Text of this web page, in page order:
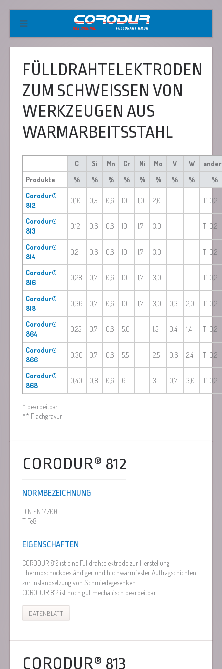
FÜLLDRAHTELEKTRODEN
ZUM SCHWEISSEN VON W
ERKZEUGEN AUS W
ARMARBEITSSTAHL
C Si Mn Cr Ni Mo V W
Produkte
% % % % % % % %
%
Corodur®
812
0,10 0,5 0,6 10 1,0 2,0 Ti 0,2
Corodur®
813
0,12 0,6 0,6 10 1,7 3,0 Ti 0,2
Corodur®
814
0,2 0,6 0,6 10 1,7 3,0 Ti 0,2
Corodur®
816
0,28 0,7 0,6 10 1,7 3,0 Ti 0,2
Corodur®
818
0,36 0,7 0,6 10 1,7 3,0 0,3 2,0 Ti 0,2
Corodur®
864
0,25 0,7 0,6 5,0 1,5 0,4 1,4 Ti 0,2
Corodur®
866
0,30 0,7 0,6 5,5 2,5 0,6 2,4 Ti 0,2
Corodur®
868
0,40 0,8 0,6 6 3 0,7 3,0 Ti 0,2
* bearbeitbar
** Flachgravur
CORODUR® 812
NORMBEZEICHNUNG
DIN EN 14700
T Fe8
EIGENSCHAFTEN
CORODUR 812 ist eine Fülldrahtelektrode zur Herstellung
Thermoschockbeständiger und hochwarmfester Auftragschichten
zur Instandsetzung von Schmiedegesenken.
CORODUR 812 ist noch gut mechanisch bearbeitbar.
DATENBLATT
CORODUR® 813